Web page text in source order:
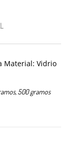
Material: Vidrio
500 gramos